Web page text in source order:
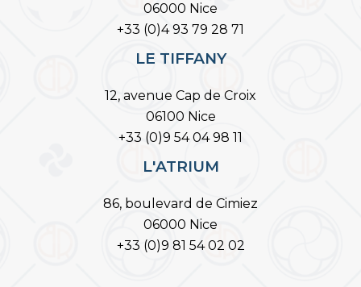
06000 Nice
+33 (0)4 93 79 28 71
LE TIFFANY
12, avenue Cap de Croix
06100 Nice
+33 (0)9 54 04 98 11
L'ATRIUM
86, boulevard de Cimiez
06000 Nice
+33 (0)9 81 54 02 02